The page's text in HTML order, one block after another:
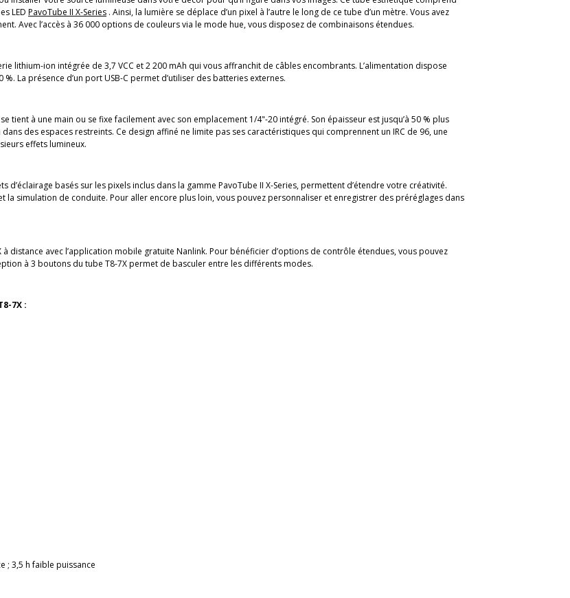
LED PavoTube II X-Series . Ainsi, la lumière se déplace d’un pixel à l’autre le long de ce tube d’un mètre. Vous avez
Avec l’accès à 36 000 options de couleurs via le mode hue, vous disposez de combinaisons étendues.
lithium-ion intégrée de 3,7 VCC et 2 200 mAh qui vous affranchit de câbles encombrants. L’alimentation dispose
La présence d’un port USB-C permet d’utiliser des batteries externes.
tient à une main ou se fixe facilement avec son emplacement 1/4"-20 intégré. Son épaisseur est jusqu’à 50 % plus
des espaces restreints. Ce design affiné ne limite pas ses caractéristiques qui comprennent un IRC de 96, une
effets lumineux.
d’éclairage basés sur les pixels inclus dans la gamme PavoTube II X-Series, permettent d’étendre votre créativité.
la simulation de conduite. Pour aller encore plus loin, vous pouvez personnaliser et enregistrer des préréglages dans
distance avec l’application mobile gratuite Nanlink. Pour bénéficier d’options de contrôle étendues, vous pouvez
à 3 boutons du tube T8-7X permet de basculer entre les différents modes.
7X :
; 3,5 h faible puissance